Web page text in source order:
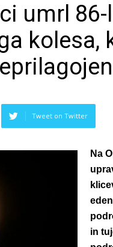
umrl
kolesa,
Tweet on Twitter
Na
in